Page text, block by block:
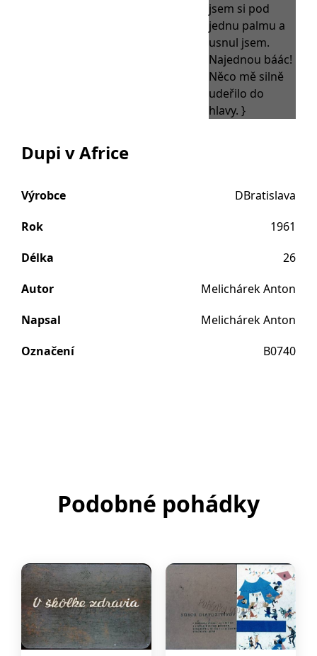
Dupi v Africe
Výrobce
DBratislava
Rok
1961
Délka
26
Autor
Melichárek Anton
Napsal
Melichárek Anton
Označení
B0740
Podobné pohádky